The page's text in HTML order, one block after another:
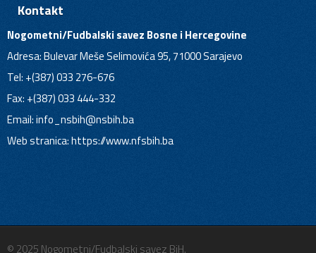
Kontakt
Nogometni/Fudbalski savez Bosne i Hercegovine
Adresa: Bulevar Meše Selimovića 95, 71000 Sarajevo
Tel: +(387) 033 276-676
Fax: +(387) 033 444-332
Email:info_nsbih@nsbih.ba
Web stranica: https://www.nfsbih.ba
© 2025 Nogometni/Fudbalski savez BiH.